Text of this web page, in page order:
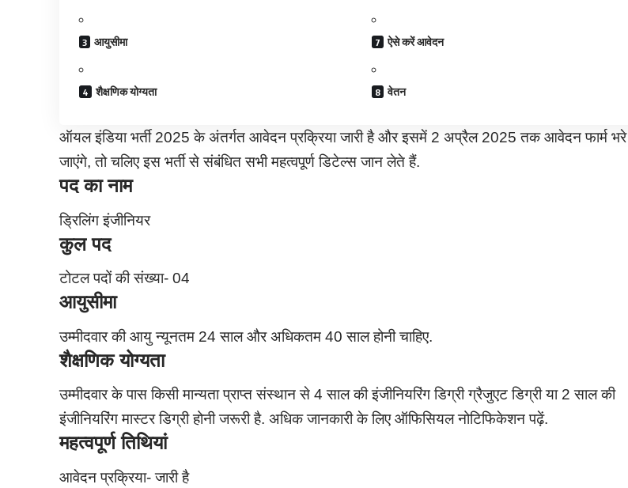
आयुसीमा
शैक्षणिक योग्यता
ऐसे करें आवेदन
वेतन
ऑयल इंडिया भर्ती 2025 के अंतर्गत आवेदन प्रक्रिया जारी है और इसमें 2 अप्रैल 2025 तक आवेदन फार्म भरे
जाएंगे, तो चलिए इस भर्ती से संबंधित सभी महत्वपूर्ण डिटेल्स जान लेते हैं.
पद का नाम
ड्रिलिंग इंजीनियर
कुल पद
टोटल पदों की संख्या- 04
आयुसीमा
उम्मीदवार की आयु न्यूनतम 24 साल और अधिकतम 40 साल होनी चाहिए.
शैक्षणिक योग्यता
उम्मीदवार के पास किसी मान्यता प्राप्त संस्थान से 4 साल की इंजीनियरिंग डिग्री ग्रैजुएट डिग्री या 2 साल की
इंजीनियरिंग मास्टर डिग्री होनी जरूरी है. अधिक जानकारी के लिए ऑफिसियल नोटिफिकेशन पढ़ें.
महत्वपूर्ण तिथियां
आवेदन प्रक्रिया- जारी है